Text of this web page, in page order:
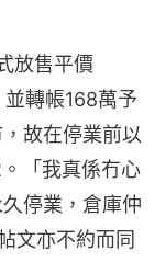
放售平價
轉帳168萬予
故在停業前以
「我真係冇心
停業，倉庫仲
文亦不約而同